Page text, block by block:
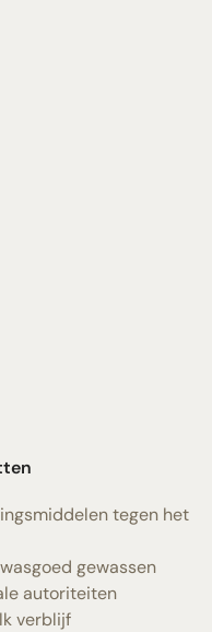
tegen het
gewassen
autoriteiten
verblijf